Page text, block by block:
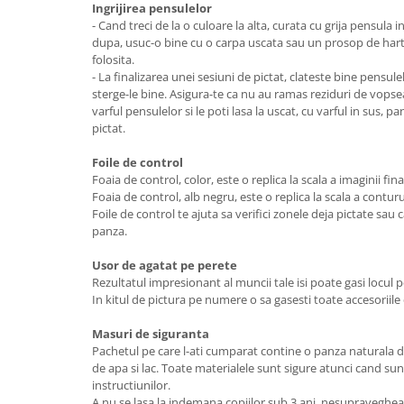
Ingrijirea pensulelor
- Cand treci de la o culoare la alta, curata cu grija pensula
dupa, usuc-o bine cu o carpa uscata sau un prosop de
folosita.
- La finalizarea unei sesiuni de pictat, clateste bine
sterge-le bine. Asigura-te ca nu au ramas reziduri de
varful pensulelor si le poti lasa la uscat, cu varful in sus,
pictat.
Foile de control
Foaia de control, color, este o replica la scala a imaginii
Foaia de control, alb negru, este o replica la scala a
Foile de control te ajuta sa verifici zonele deja pictate sau
panza.
Usor de agatat pe perete
Rezultatul impresionant al muncii tale isi poate gasi locul
In kitul de pictura pe numere o sa gasesti toate
Masuri de siguranta
Pachetul pe care l-ati cumparat contine o panza naturala
de apa si lac. Toate materialele sunt sigure atunci cand
instructiunilor.